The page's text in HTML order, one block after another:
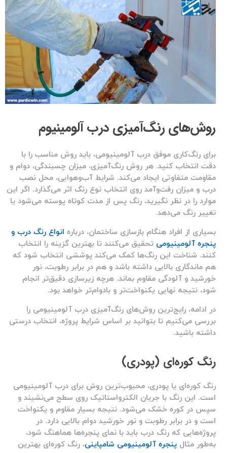
روش‌های رنگ‌آمیزی درب آلومینیوم
برای رنگ‌کاری موفق درب آلومینیومی، باید روش مناسب را با
دقت انتخاب کنید. هر روش رنگ‌آمیزی، میزان چسبندگی، دوام و
مقاومت متفاوتی ایجاد می‌کند. شرایط آب‌وهوایی، محل نصب
درب و میزان رفت‌وآمد روی انتخاب نوع رنگ اثر می‌گذارد. اگر این
موارد را در نظر نگیرید، رنگ پس از مدت کوتاه پوسته می‌شود یا
تغییر رنگ می‌دهد.
بسیاری از افراد هنگام بازسازی ساختمان، درباره انواع رنگ درب و
پنجره آلومینیومی تحقیق می‌کنند تا بهترین گزینه را انتخاب
کنند. شناخت این رنگ‌ها کمک می‌کند پوششی انتخاب شود که
هم ماندگاری بالایی داشته باشد و هم در برابر رطوبت، نور
خورشید و آلودگی مقاوم بماند. هرچه زیرسازی دقیق‌تر انجام
شود، نتیجه نهایی یکنواخت‌تر و بادوام‌تر خواهد بود.
در ادامه، رایج‌ترین روش‌های رنگ‌آمیزی درب آلومینیومی را
بررسی می‌کنیم تا بتوانید بر اساس شرایط پروژه، انتخاب درستی
داشته باشید.
رنگ کوره‌ای (پودری)
رنگ کوره‌ای یا پودری، محبوب‌ترین روش برای درب آلومینیومی
است. این رنگ با جریان الکترواستاتیک روی سطح می‌نشیند و
سپس در کوره خشک می‌شود. نتیجه بسیار مقاوم و یکنواخت
است و در برابر رطوبت و نور خورشید دوام بالایی دارد. در
پروژه‌هایی که رنگ درب باید با نمای پنجره‌ها هماهنگ شود،
به‌طور مثالپنجره آلومینیومی شامپاینی، رنگ کوره‌ای بهترین